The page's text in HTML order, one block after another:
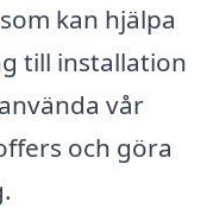
kan hjälpa
till installation
vår
och göra